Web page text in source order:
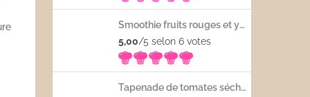
Smoothie fruits rouges et yaourt
5,00/5 selon 6 votes
Tapenade de tomates séchées